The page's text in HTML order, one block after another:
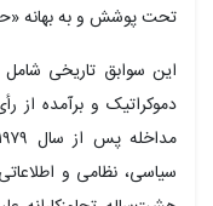
تحت پوشش و به بهانه
دموکراتیک و برآمده از
سیاسی، نظامی و